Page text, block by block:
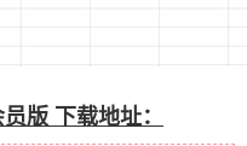
版 下载地址：